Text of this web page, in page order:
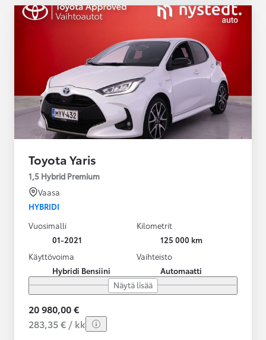
Toyota Yaris
1,5 Hybrid Premium
Vaasa
HYBRIDI
Vuosimalli
01-2021
Kilometrit
125 000 km
Käyttövoima
Hybridi Bensiini
Vaihteisto
Automaatti
Näytä lisää
20 980,00 €
283,35 € / kk